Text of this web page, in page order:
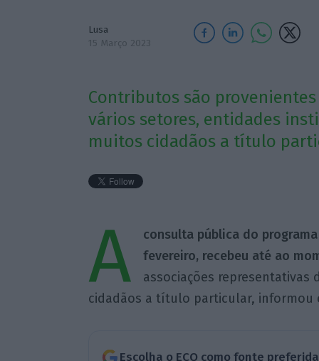
Lusa
15 Março 2023
Contributos são
vários setores, entidades
muitos cidadãos a título
A
consulta pública do
fevereiro, recebeu até ao
associações representativas
cidadãos a título particular, informou
Escolha o ECO como fonte